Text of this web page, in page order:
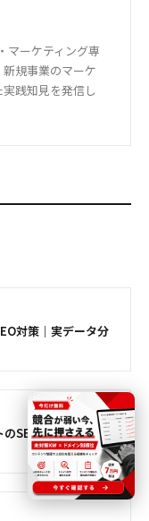
マーケティング専
規事業のマーケ
践知見を発信し
対策｜実データ分
SEO対策｜AEO時